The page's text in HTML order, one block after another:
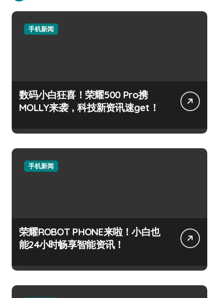
手机新闻
数码小白狂喜！荣耀500 Pro携
MOLLY来袭，科技新资讯速get！
手机新闻
荣耀ROBOT PHONE来啦！小白也
能24小时畅享智能资讯！